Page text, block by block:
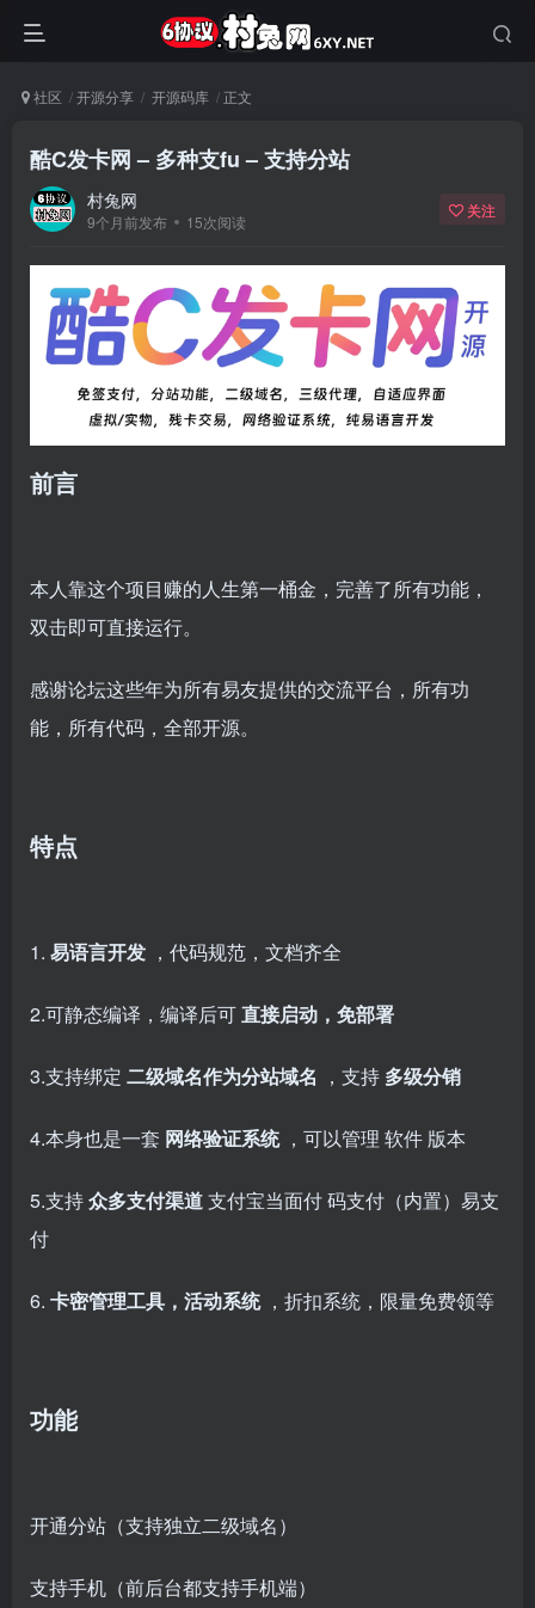
社区 开源分享 开源码库 正文
酷C发卡网 – 多种支fu – 支持分站
村兔网
9个月前发布 15次阅读
关注
前言
本人靠这个项目赚的人生第一桶金，完善了所有功能，
双击即可直接运行。
感谢论坛这些年为所有易友提供的交流平台，所有功
能，所有代码，全部开源。
特点
1. 易语言开发 ，代码规范，文档齐全
2.可静态编译，编译后可直接启动，免部署
3.支持绑定 二级域名作为分站域名 ，支持 多级分销
4.本身也是一套 网络验证系统 ，可以管理 软件 版本
5.支持众多支付渠道支付宝当面付 码支付（内置）易支
付
6. 卡密管理工具，活动系统 ，折扣系统，限量免费领等
功能
开通分站（支持独立二级域名）
支持手机（前后台都支持手机端）